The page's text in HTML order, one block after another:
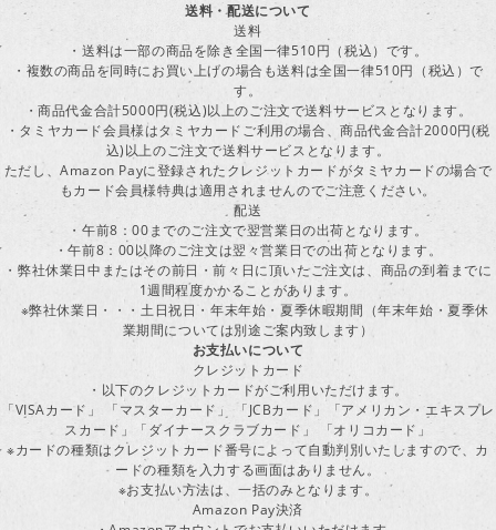
送料・配送について
送料
・送料は一部の商品を除き全国一律510円（税込）です。
・複数の商品を同時にお買い上げの場合も送料は全国一律510円（税込）で
す。
・商品代金合計5000円(税込)以上のご注文で送料サービスとなります。
・タミヤカード会員様はタミヤカードご利用の場合、商品代金合計2000円(税
込)以上のご注文で送料サービスとなります。
ただし、Amazon Payに登録されたクレジットカードがタミヤカードの場合で
もカード会員様特典は適用されませんのでご注意ください。
配送
・午前8：00までのご注文で翌営業日の出荷となります。
・午前8：00以降のご注文は翌々営業日での出荷となります。
・弊社休業日中またはその前日・前々日に頂いたご注文は、商品の到着までに
1週間程度かかることがあります。
※弊社休業日・・・土日祝日・年末年始・夏季休暇期間（年末年始・夏季休
業期間については別途ご案内致します）
お支払いについて
クレジットカード
・以下のクレジットカードがご利用いただけます。
「VISAカード」 「マスターカード」 「JCBカード」「アメリカン・エキスプレ
スカード」「ダイナースクラブカード」 「オリコカード」
※カードの種類はクレジットカード番号によって自動判別いたしますので、カ
ードの種類を入力する画面はありません。
※お支払い方法は、一括のみとなります。
Amazon Pay決済